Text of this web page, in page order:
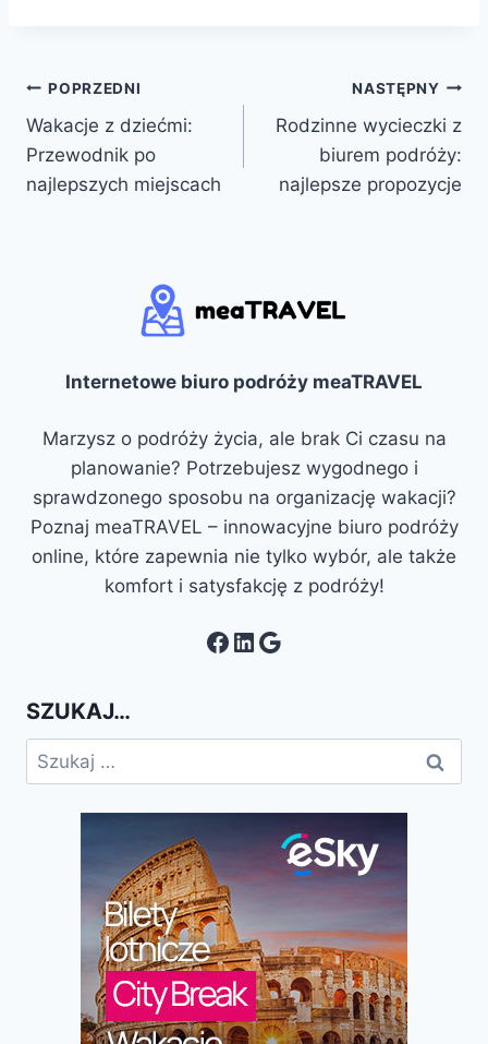
Nawigacja
wpisu
POPRZEDNI
Wakacje z dziećmi:
Przewodnik po
najlepszych miejscach
NASTĘPNY
Rodzinne wycieczki z
biurem podróży:
najlepsze propozycje
Internetowe biuro podróży meaTRAVEL
Marzysz o podróży życia, ale brak Ci czasu na
planowanie? Potrzebujesz wygodnego i
sprawdzonego sposobu na organizację wakacji?
Poznaj meaTRAVEL – innowacyjne biuro podróży
online, które zapewnia nie tylko wybór, ale także
komfort i satysfakcję z podróży!
Facebook
LinkedIn
Google
SZUKAJ…
Szukaj: